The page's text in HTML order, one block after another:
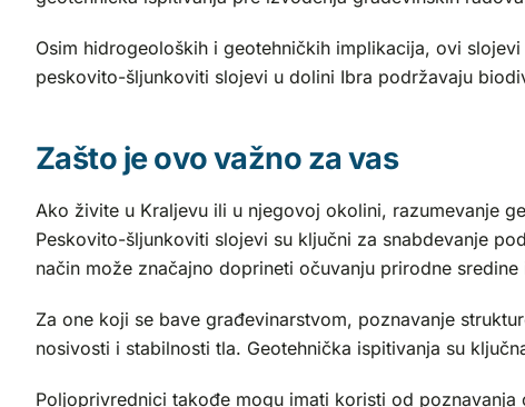
Osim hidrogeoloških i geotehničkih implikacija, ovi
peskovito-šljunkoviti slojevi u dolini Ibra podržavaju
Zašto je ovo važno za vas
Ako živite u Kraljevu ili u njegovoj okolini, razumevanje
Peskovito-šljunkoviti slojevi su ključni za snabdevanje
način može značajno doprineti očuvanju prirodne sredine
Za one koji se bave građevinarstvom, poznavanje
nosivosti i stabilnosti tla. Geotehnička ispitivanja su
Poljoprivrednici takođe mogu imati koristi od